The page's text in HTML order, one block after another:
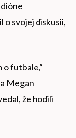
o svojej diskusii,
o futbale,“
Megan
že hodili